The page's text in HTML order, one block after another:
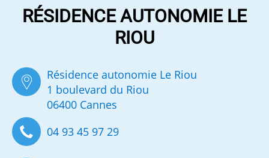
RÉSIDENCE AUTONOMIE LE
RIOU
Résidence autonomie Le Riou
1 boulevard du Riou
06400 Cannes
04 93 45 97 29